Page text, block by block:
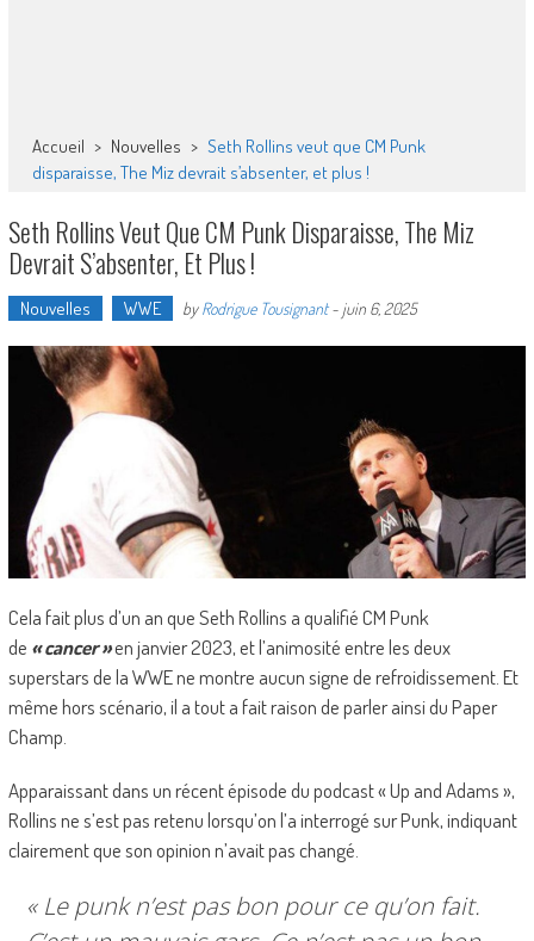
Accueil > Nouvelles > Seth Rollins veut que CM Punk
disparaisse, The Miz devrait s’absenter, et plus !
Seth Rollins Veut Que CM Punk Disparaisse, The Miz
Devrait S’absenter, Et Plus !
Nouvelles WWE byRodrigue Tousignant- juin 6, 2025
Cela fait plus d’un an que Seth Rollins a qualifié CM Punk
de « cancer »en janvier 2023, et l’animosité entre les deux
superstars de la WWE ne montre aucun signe de refroidissement. Et
même hors scénario, il a tout a fait raison de parler ainsi du Paper
Champ.
Apparaissant dans un récent épisode du podcast « Up and Adams »,
Rollins ne s’est pas retenu lorsqu’on l’a interrogé sur Punk, indiquant
clairement que son opinion n’avait pas changé.
« Le punk n’est pas bon pour ce qu’on fait.